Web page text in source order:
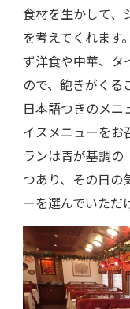
食材を生かして、
を考えてくれます
ず洋食や中華、タ
ので、飽きがくる
日本語つきのメニ
イスメニューをお
ランは青が基調の
つあり、その日の
ーを選んでいただ